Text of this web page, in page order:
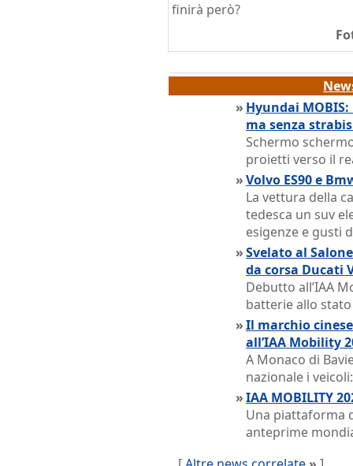
finirà però?
» Hyundai
ma senza
Schermo
proietti verso il
»Volvo ES90 e
La vettura della
tedesca un suv
esigenze e gusti
»Svelato al
da corsa Ducati
Debutto all’IAA
batterie allo
»Il marchio
all’IAA Mobility
A Monaco di
nazionale i
»IAA MOBILITY
Una piattaforma
anteprime